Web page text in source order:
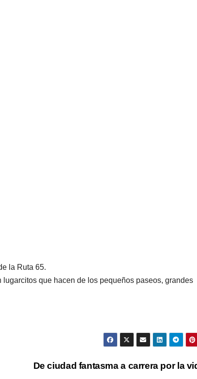
la Ruta 65.
que hacen de los pequeños paseos, grandes
De ciudad fantasma a carrera por la